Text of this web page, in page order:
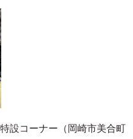
設コーナー（岡崎市美合町